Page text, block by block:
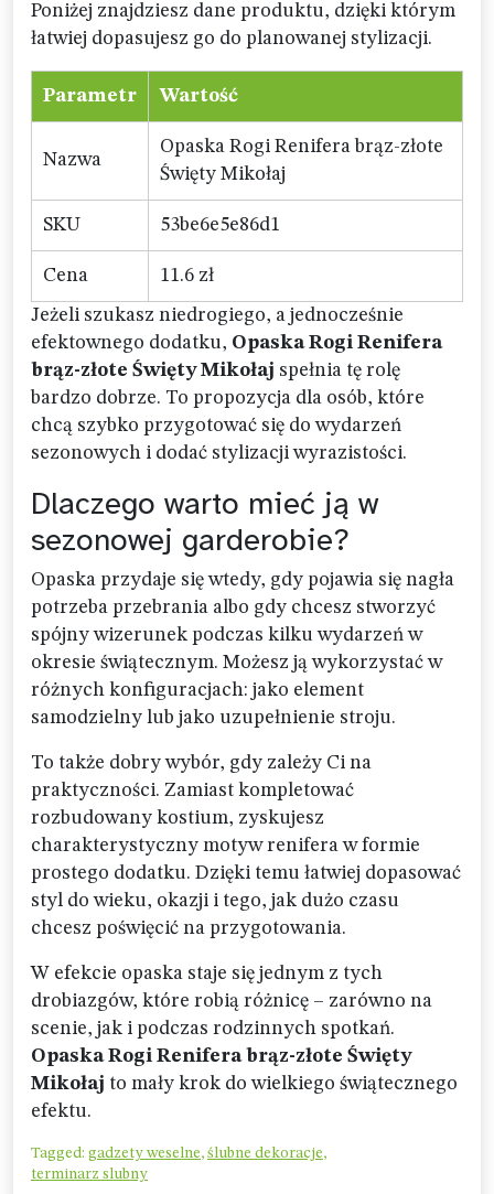
Poniżej znajdziesz dane produktu, dzięki którym
łatwiej dopasujesz go do planowanej stylizacji.
Parametr Wartość
Nazwa
Opaska Rogi Renifera brąz-złote
Święty Mikołaj
SKU 53be6e5e86d1
Cena
11.6 zł
Jeżeli szukasz niedrogiego, a jednocześnie
efektownego dodatku, Opaska Rogi Renifera
brąz-złote Święty Mikołaj spełnia tę rolę
bardzo dobrze. To propozycja dla osób, które
chcą szybko przygotować się do wydarzeń
sezonowych i dodać stylizacji wyrazistości.
Dlaczego warto mieć ją w
sezonowej garderobie?
Opaska przydaje się wtedy, gdy pojawia się nagła
potrzeba przebrania albo gdy chcesz stworzyć
spójny wizerunek podczas kilku wydarzeń w
okresie świątecznym. Możesz ją wykorzystać w
różnych konfiguracjach: jako element
samodzielny lub jako uzupełnienie stroju.
To także dobry wybór, gdy zależy Ci na
praktyczności. Zamiast kompletować
rozbudowany kostium, zyskujesz
charakterystyczny motyw renifera w formie
prostego dodatku. Dzięki temu łatwiej dopasować
styl do wieku, okazji i tego, jak dużo czasu
chcesz poświęcić na przygotowania.
W efekcie opaska staje się jednym z tych
drobiazgów, które robią różnicę – zarówno na
scenie, jak i podczas rodzinnych spotkań.
Opaska Rogi Renifera brąz-złote Święty
Mikołaj to mały krok do wielkiego świątecznego
efektu.
Tagged: gadzety weselne, ślubne dekoracje,
terminarz slubny